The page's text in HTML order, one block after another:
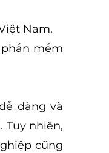
Nam.
mềm
dàng và
Tuy nhiên,
cũng